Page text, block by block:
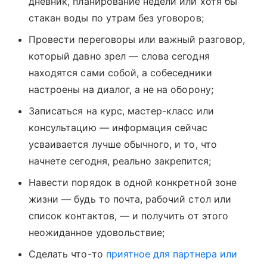
стакан воды по утрам без уговоров;
Провести переговоры или важный разговор,
который давно зрел — слова сегодня
находятся сами собой, а собеседники
настроены на диалог, а не на оборону;
Записаться на курс, мастер-класс или
консультацию — информация сейчас
усваивается лучше обычного, и то, что
начнете сегодня, реально закрепится;
Навести порядок в одной конкретной зоне
жизни — будь то почта, рабочий стол или
список контактов, — и получить от этого
неожиданное удовольствие;
Сделать что-то приятное для партнера или